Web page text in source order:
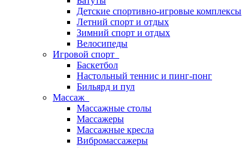
Детские спортивно-игровые комплексы
Летний спорт и отдых
Зимний спорт и отдых
Велосипеды
Игровой спорт
Баскетбол
Настольный теннис и пинг-понг
Бильярд и пул
Массаж
Массажные столы
Массажеры
Массажные кресла
Вибромассажеры